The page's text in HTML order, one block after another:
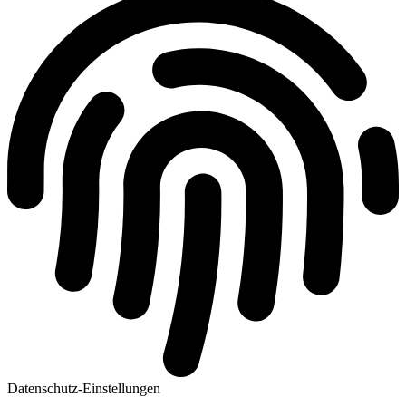
Datenschutz-Einstellungen